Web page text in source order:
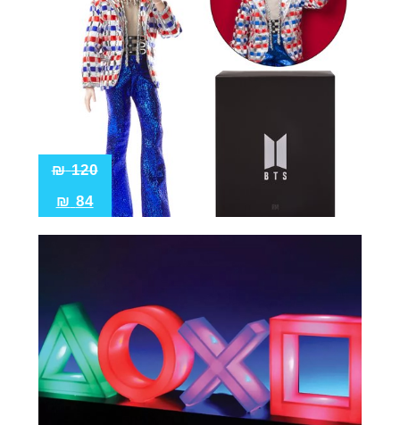
120
₪
84
₪